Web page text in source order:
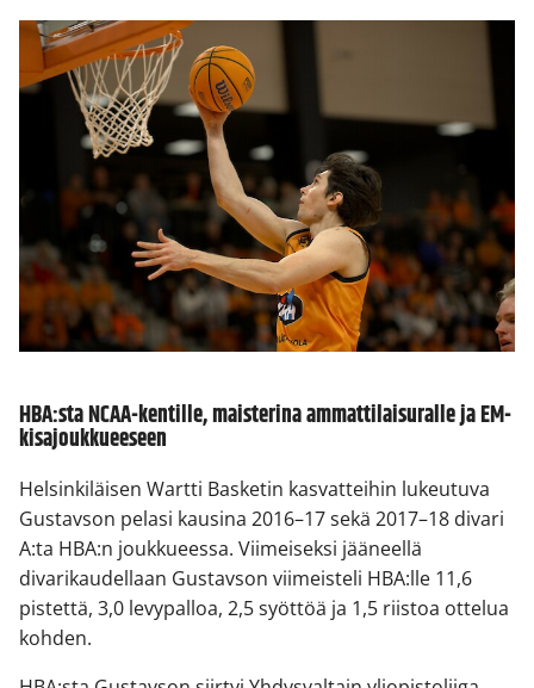
HBA:sta NCAA-kentille, maisterina ammattilaisuralle ja EM-
kisajoukkueeseen
Helsinkiläisen Wartti Basketin kasvatteihin lukeutuva
Gustavson pelasi kausina 2016–17 sekä 2017–18 divari
A:ta HBA:n joukkueessa. Viimeiseksi jääneellä
divarikaudellaan Gustavson viimeisteli HBA:lle 11,6
pistettä, 3,0 levypalloa, 2,5 syöttöä ja 1,5 riistoa ottelua
kohden.